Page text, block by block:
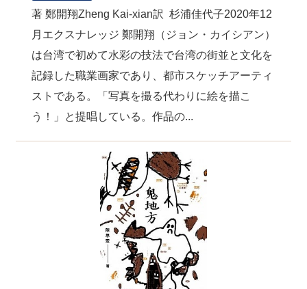
著 鄭開翔Zheng Kai-xian訳 杉浦佳代子2020年12
月エクスナレッジ 鄭開翔（ジョン・カイシアン）
は台湾で初めて水彩の技法で台湾の街並と文化を
記録した職業画家であり、都市スケッチアーティ
ストである。「写真を撮る代わりに絵を描こ
う！」と提唱している。作品の...